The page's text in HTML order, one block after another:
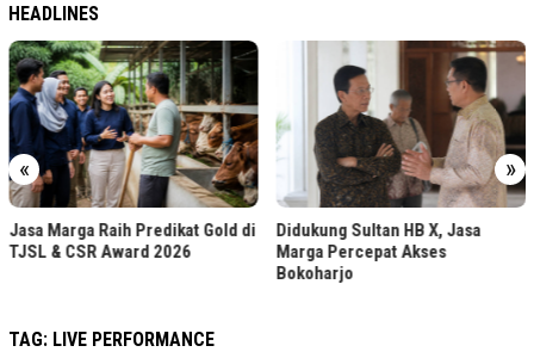
HEADLINES
« »
Jasa Marga Raih Predikat Gold di
TJSL & CSR Award 2026
Didukung Sultan HB X, Jasa
Marga Percepat Akses
Bokoharjo
TAG: LIVE PERFORMANCE